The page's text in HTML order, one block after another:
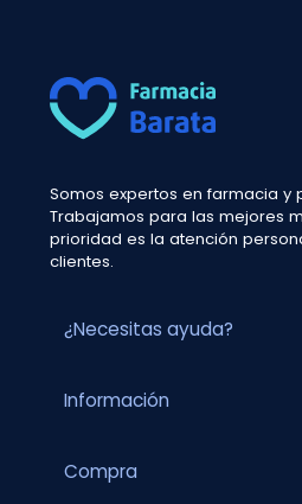
Somos expertos en farmacia y
Trabajamos para las mejores
prioridad es la atención
clientes.
¿Necesitas ayuda?
Información
Compra